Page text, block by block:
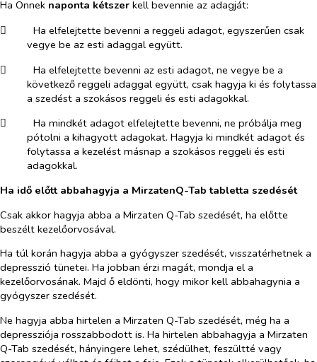
Ha Önnek naponta kétszer kell bevennie az adagját:
​
Ha elfelejtette bevenni a reggeli adagot, egyszerűen csak
vegye be az esti adaggal együtt.
​
Ha elfelejtette bevenni az esti adagot, ne vegye be a
következő reggeli adaggal együtt, csak hagyja ki és folytassa
a szedést a szokásos reggeli és esti adagokkal.
​
Ha mindkét adagot elfelejtette bevenni, ne próbálja meg
pótolni a kihagyott adagokat. Hagyja ki mindkét adagot és
folytassa a kezelést másnap a szokásos reggeli és esti
adagokkal.
Ha idő előtt abbahagyja a MirzatenQ-Tab tabletta szedését
Csak akkor hagyja abba a Mirzaten Q-Tab szedését, ha előtte
beszélt kezelőorvosával.
Ha túl korán hagyja abba a gyógyszer szedését, visszatérhetnek a
depresszió tünetei. Ha jobban érzi magát, mondja el a
kezelőorvosának. Majd ő eldönti, hogy mikor kell abbahagynia a
gyógyszer szedését.
Ne hagyja abba hirtelen a Mirzaten Q-Tab szedését, még ha a
depressziója rosszabbodott is. Ha hirtelen abbahagyja a Mirzaten
Q-Tab szedését, hányingere lehet, szédülhet, feszültté vagy